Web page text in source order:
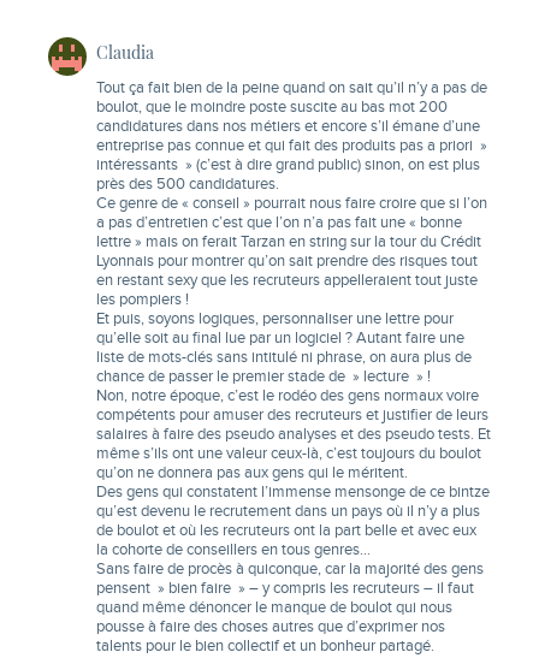
Claudia
Tout ça fait bien de la peine quand on sait qu’il n’y a pas de
boulot, que le moindre poste suscite au bas mot 200
candidatures dans nos métiers et encore s’il émane d’une
entreprise pas connue et qui fait des produits pas a priori »
intéressants » (c’est à dire grand public) sinon, on est plus
près des 500 candidatures.
Ce genre de « conseil » pourrait nous faire croire que si l’on
a pas d’entretien c’est que l’on n’a pas fait une « bonne
lettre » mais on ferait Tarzan en string sur la tour du Crédit
Lyonnais pour montrer qu’on sait prendre des risques tout
en restant sexy que les recruteurs appelleraient tout juste
les pompiers !
Et puis, soyons logiques, personnaliser une lettre pour
qu’elle soit au final lue par un logiciel ? Autant faire une
liste de mots-clés sans intitulé ni phrase, on aura plus de
chance de passer le premier stade de » lecture » !
Non, notre époque, c’est le rodéo des gens normaux voire
compétents pour amuser des recruteurs et justifier de leurs
salaires à faire des pseudo analyses et des pseudo tests. Et
même s’ils ont une valeur ceux-là, c’est toujours du boulot
qu’on ne donnera pas aux gens qui le méritent.
Des gens qui constatent l’immense mensonge de ce bintze
qu’est devenu le recrutement dans un pays où il n’y a plus
de boulot et où les recruteurs ont la part belle et avec eux
la cohorte de conseillers en tous genres…
Sans faire de procès à quiconque, car la majorité des gens
pensent » bien faire » – y compris les recruteurs – il faut
quand même dénoncer le manque de boulot qui nous
pousse à faire des choses autres que d’exprimer nos
talents pour le bien collectif et un bonheur partagé.